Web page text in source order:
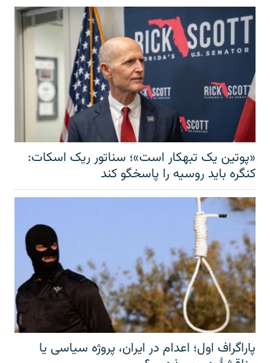
«پوتین یک تبهکار است»؛ سناتور ریک اسکات:
کنگره باید روسیه را پاسخگو کند
پاراگراف اول؛ اعدام در ایران، پروژه سیاسی یا